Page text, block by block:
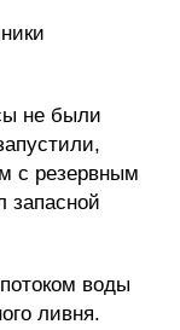
не были
с резервным
запасной
воды
ливня.